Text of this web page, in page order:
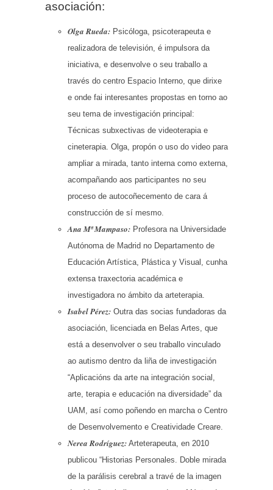
asociación:
Olga Rueda: Psicóloga, psicoterapeuta e
realizadora de televisión, é impulsora da
iniciativa, e desenvolve o seu traballo a
través do centro Espacio Interno, que dirixe
e onde fai interesantes propostas en torno ao
seu tema de investigación principal:
Técnicas subxectivas de videoterapia e
cineterapia. Olga, propón o uso do video para
ampliar a mirada, tanto interna como externa,
acompañando aos participantes no seu
proceso de autocoñecemento de cara á
construcción de sí mesmo.
Ana Mª Mampaso: Profesora na Universidade
Autónoma de Madrid no Departamento de
Educación Artística, Plástica y Visual, cunha
extensa traxectoria académica e
investigadora no ámbito da arteterapia.
Isabel Pérez: Outra das socias fundadoras da
asociación, licenciada en Belas Artes, que
está a desenvolver o seu traballo vinculado
ao autismo dentro da liña de investigación
“Aplicacións da arte na integración social,
arte, terapia e educación na diversidade” da
UAM, así como poñendo en marcha o Centro
de Desenvolvemento e Creatividade Creare.
Nerea Rodríguez: Arteterapeuta, en 2010
publicou “Historias Personales. Doble mirada
de la parálisis cerebral a travé de la imagen